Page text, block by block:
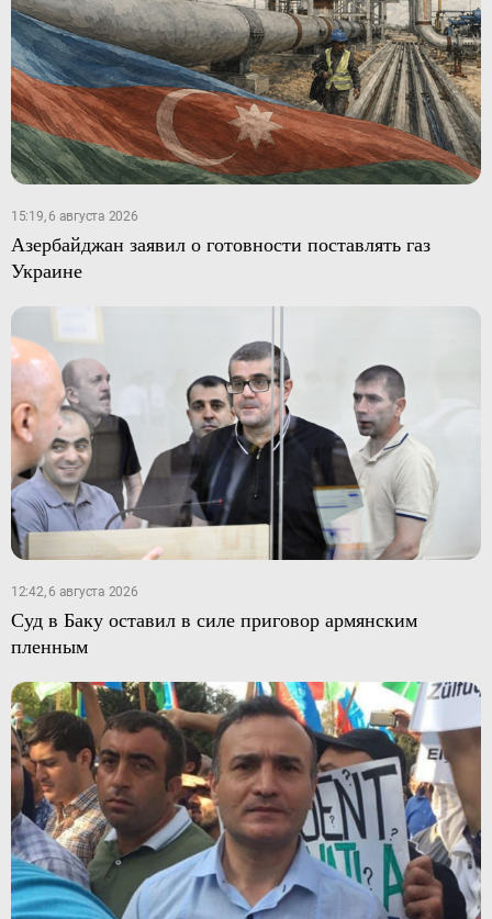
15:19, 6 августа 2026
Азербайджан заявил о готовности поставлять газ
Украине
12:42, 6 августа 2026
Суд в Баку оставил в силе приговор армянским
пленным